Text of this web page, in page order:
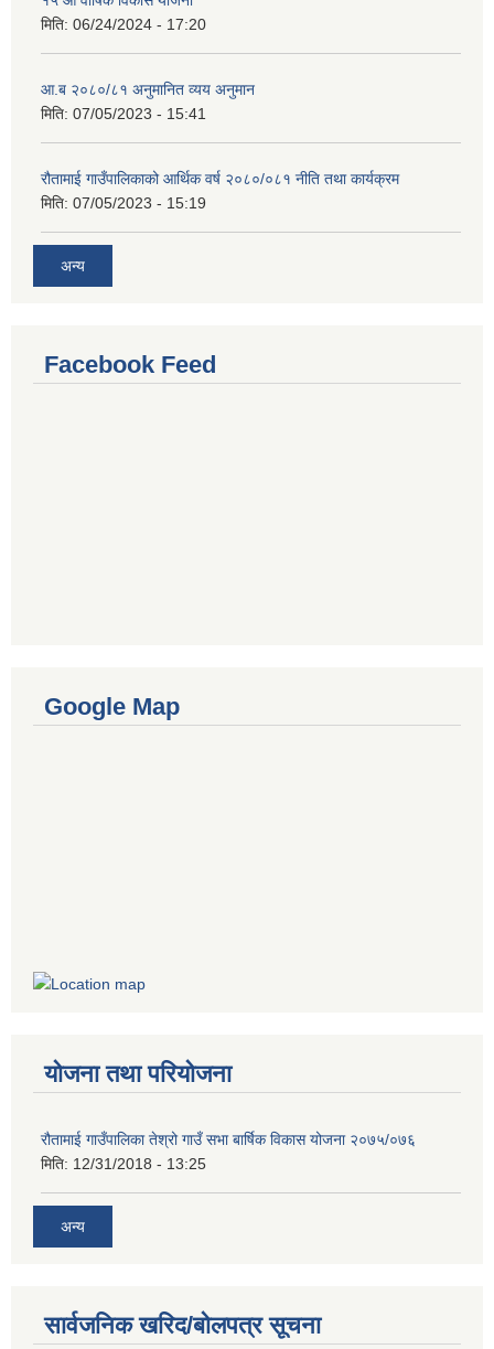
मिति: 06/24/2024 - 17:20
आ.ब २०८०/८१ अनुमानित व्यय अनुमान
मिति: 07/05/2023 - 15:41
रौतामाई गाउँपालिकाको आर्थिक वर्ष २०८०/०८१ नीति तथा कार्यक्रम
मिति: 07/05/2023 - 15:19
अन्य
Facebook Feed
Google Map
योजना तथा परियोजना
रौतामाई गाउँपालिका तेश्रो गाउँ सभा बार्षिक विकास योजना २०७५/०७६
मिति: 12/31/2018 - 13:25
अन्य
सार्वजनिक खरिद/बोलपत्र सूचना